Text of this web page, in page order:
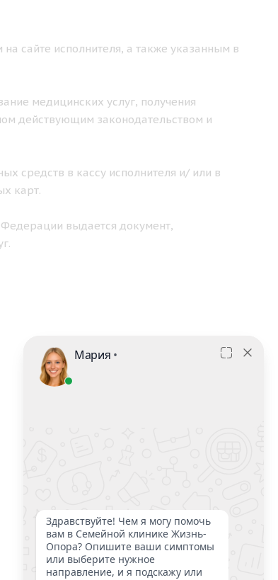
сайте исполнителя, а также указанным в
медицинских услуг, получения
действующим законодательством и
средств в кассу исполнителя и/ или в
карт.
Федерации выдается документ,